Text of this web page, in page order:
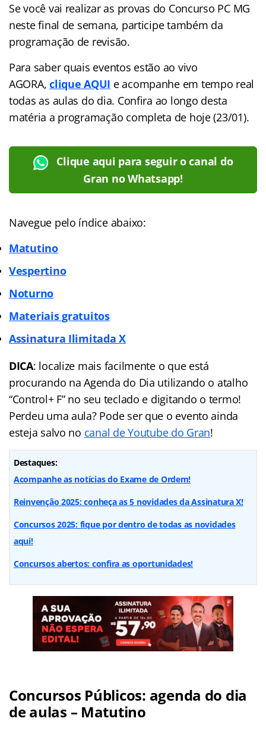
Se você vai realizar as provas do Concurso PC MG
neste final de semana, participe também da
programação de revisão.
Para saber quais eventos estão ao vivo
AGORA,clique AQUI e acompanhe em tempo real
todas as aulas do dia. Confira ao longo desta
matéria a programação completa de hoje (23/01).
Clique aqui para seguir o canal do
Gran no Whatsapp!
Navegue pelo índice abaixo:
Matutino
Vespertino
Noturno
Materiais gratuitos
Assinatura Ilimitada X
DICA: localize mais facilmente o que está
procurando na Agenda do Dia utilizando o atalho
“Control+ F” no seu teclado e digitando o termo!
Perdeu uma aula? Pode ser que o evento ainda
esteja salvo no canal de Youtube do Gran!
Destaques:
Acompanhe as notícias do Exame de Ordem!
Reinvenção 2025: conheça as 5 novidades da Assinatura X!
Concursos 2025: fique por dentro de todas as novidades
aqui!
Concursos abertos: confira as oportunidades!
Concursos Públicos: agenda do dia
de aulas – Matutino